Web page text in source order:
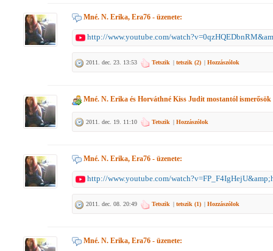
Mné. N. Erika, Era76 - üzenete:
http://www.youtube.com/
2011. dec. 23. 13:53 Tetszik | tetszik (2) | Hozzászólok
Mné. N. Erika és Horváthné Kiss Judit mostantól ismerősök
2011. dec. 19. 11:10 Tetszik | Hozzászólok
Mné. N. Erika, Era76 - üzenete:
http://www.youtube.com/
2011. dec. 08. 20:49 Tetszik | tetszik (1) | Hozzászólok
Mné. N. Erika, Era76 - üzenete: